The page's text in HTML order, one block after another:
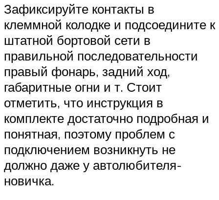
Зафиксируйте контакты в
клеммной колодке и подсоедините к
штатной бортовой сети в
правильной последовательности
правый фонарь, задний ход,
габаритные огни и т. Стоит
отметить, что инструкция в
комплекте достаточно подробная и
понятная, поэтому проблем с
подключением возникнуть не
должно даже у автолюбителя-
новичка.